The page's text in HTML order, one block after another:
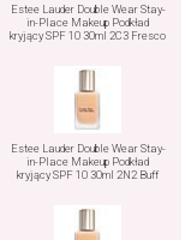
Estee Lauder Double Wear Stay-
in-Place Makeup Podkład
kryjący SPF 10 30ml 2C3 Fresco
Estee Lauder Double Wear Stay-
in-Place Makeup Podkład
kryjący SPF 10 30ml 2N2 Buff